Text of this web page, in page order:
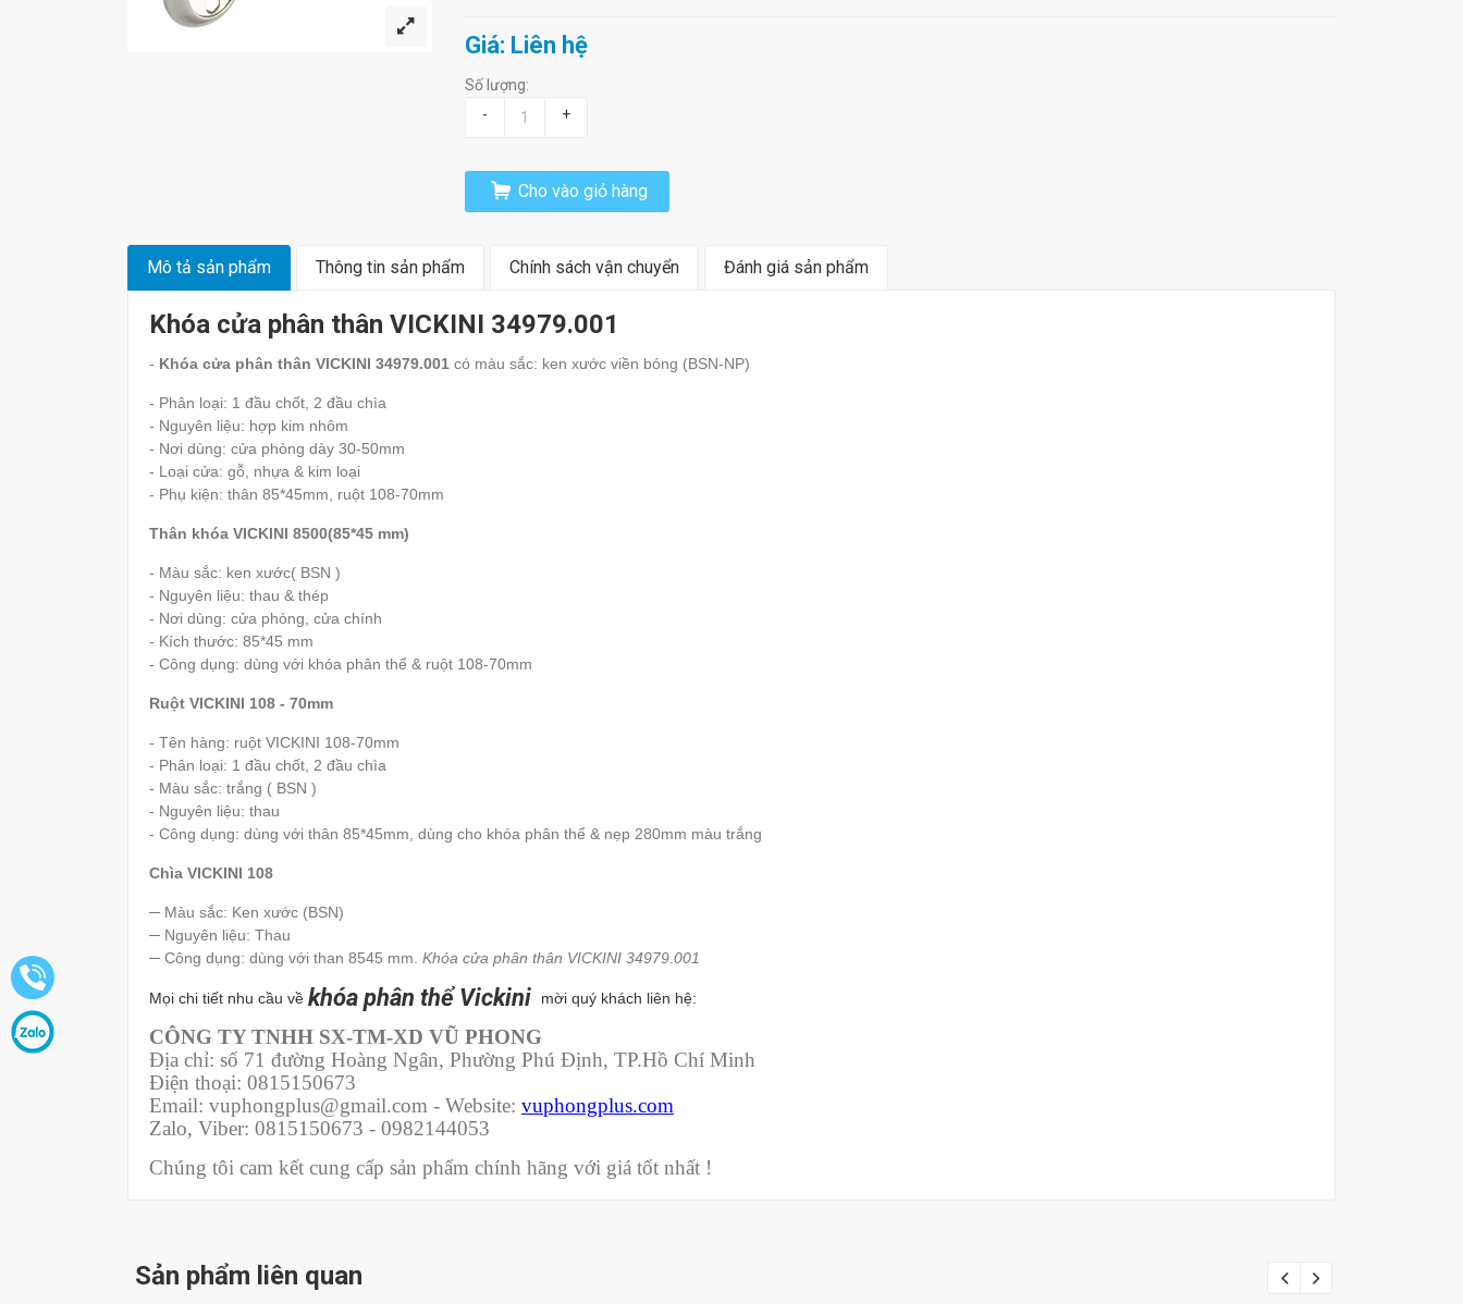
Giá: Liên hệ
Số lượng:
-
+
Cho vào giỏ hàng
Mô tả sản phẩm Thông tin sản phẩm Chính sách vận chuyển Đánh giá sản phẩm
Khóa cửa phân thân VICKINI 34979.001
- Khóa cửa phân thân VICKINI 34979.001 có màu sắc: ken xước viền bóng (BSN-NP)
- Phân loại: 1 đầu chốt, 2 đầu chìa
- Nguyên liệu: hợp kim nhôm
- Nơi dùng: cửa phòng dày 30-50mm
- Loại cửa: gỗ, nhựa & kim loại
- Phụ kiện: thân 85*45mm, ruột 108-70mm
Thân khóa VICKINI 8500(85*45 mm)
- Màu sắc: ken xước( BSN )
- Nguyên liệu: thau & thép
- Nơi dùng: cửa phòng, cửa chính
- Kích thước: 85*45 mm
- Công dụng: dùng với khóa phân thể & ruột 108-70mm
Ruột VICKINI 108 - 70mm
- Tên hàng: ruột VICKINI 108-70mm
- Phân loại: 1 đầu chốt, 2 đầu chìa
- Màu sắc: trắng ( BSN )
- Nguyên liệu: thau
- Công dụng: dùng với thân 85*45mm, dùng cho khóa phân thể & nẹp 280mm màu trắng
Chìa VICKINI 108
─ Màu sắc: Ken xước (BSN)
─ Nguyên liệu: Thau
─ Công dụng: dùng với than 8545 mm. Khóa cửa phân thân VICKINI 34979.001
Mọi chi tiết nhu cầu về khóa phân thể Vickini mời quý khách liên hệ:
CÔNG TY TNHH SX-TM-XD VŨ PHONG
Địa chỉ: số 71 đường Hoàng Ngân, Phường Phú Định, TP.Hồ Chí Minh
Điện thoại: 0815150673
Email: vuphongplus@gmail.com - Website: vuphongplus.com
Zalo, Viber: 0815150673 - 0982144053
Chúng tôi cam kết cung cấp sản phẩm chính hãng với giá tốt nhất !
Sản phẩm liên quan